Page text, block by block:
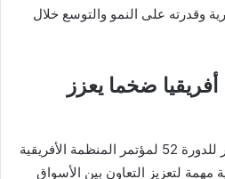
وقدرته على النمو والتوسع خلال
ضخما يعزز
أكد الزهيري أن استضافة مصر للدورة 52 لمؤتمر المنظمة الأفريقية
مهمة لتعزيز التعاون بين الأسواق